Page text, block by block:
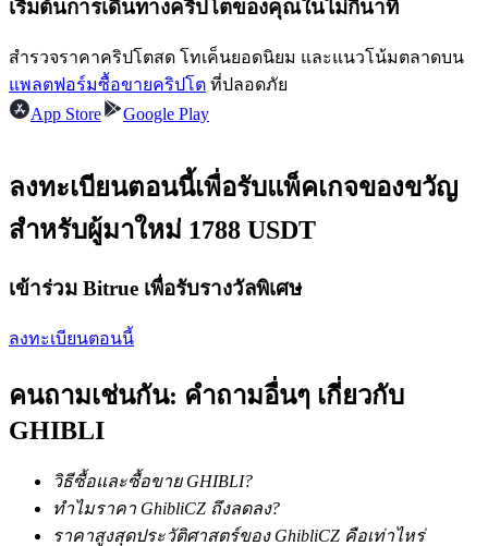
เป็นเทรดเดอร์คัดลอก
เพลิดเพลินกับการแบ่งปันผลกำไรและค่าคอมมิชชั่นการคัด
การวิเคราะห์ข้อมูลขนาดใหญ่ รวมถึงข้อมูลการค้า ฯลฯ
เริ่มต้นการเดินทางคริปโตของคุณในไม่กี่นาที
สำรวจราคาคริปโตสด โทเค็นยอดนิยม และแนวโน้มตลาดบน
แพลตฟอร์มซื้อขายคริปโต ที่ปลอดภัย
App Store
Google Play
ลงทะเบียนตอนนี้เพื่อรับแพ็คเกจของขวัญ
สำหรับผู้มาใหม่ 1788 USDT
เข้าร่วม Bitrue เพื่อรับรางวัลพิเศษ
ลงทะเบียนตอนนี้
คนถามเช่นกัน: คำถามอื่นๆ เกี่ยวกับ
GHIBLI
วิธีซื้อและซื้อขาย GHIBLI?
ทำไมราคา GhibliCZ ถึงลดลง?
ราคาสูงสุดประวัติศาสตร์ของ GhibliCZ คือเท่าไหร่